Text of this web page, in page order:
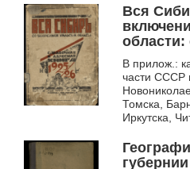
политики на
Восточной
Вся
области:
адрес.
гг.
В прилож.:
части СССР
Томска,
Иркутска,
губернии